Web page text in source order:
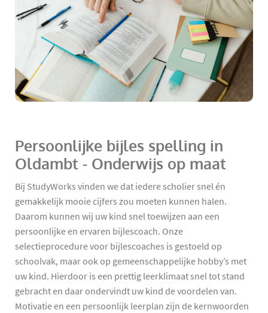
Persoonlijke bijles spelling in
Oldambt - Onderwijs op maat
Bij StudyWorks vinden we dat iedere scholier snel én
gemakkelijk mooie cijfers zou moeten kunnen halen.
Daarom kunnen wij uw kind snel toewijzen aan een
persoonlijke en ervaren bijlescoach. Onze
selectieprocedure voor bijlescoaches is gestoeld op
schoolvak, maar ook op gemeenschappelijke hobby’s met
uw kind. Hierdoor is een prettig leerklimaat snel tot stand
gebracht en daar ondervindt uw kind de voordelen van.
Motivatie en een persoonlijk leerplan zijn de kernwoorden